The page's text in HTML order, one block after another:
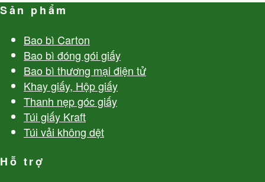
Sản phẩm
Bao bì Carton
Bao bì đóng gói giấy
Bao bì thương mại điện tử
Khay giấy, Hộp giấy
Thanh nẹp góc giấy
Túi giấy Kraft
Túi vải không dệt
Hỗ trợ